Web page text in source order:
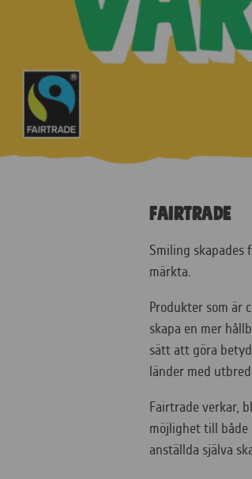
Fairtrade
Smiling
märkta.
Produkter som är
skapa en mer
sätt att göra
länder med
Fairtrade verkar,
möjlighet till
anställda själva